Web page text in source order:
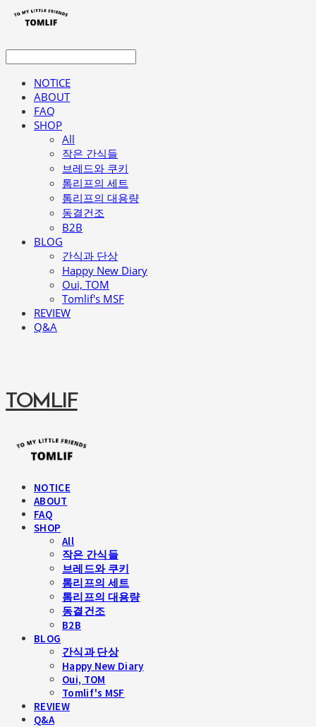
NOTICE
ABOUT
FAQ
SHOP
All
작은 간식들
브레드와 쿠키
톰리프의 세트
톰리프의 대용량
동결건조
B2B
BLOG
간식과 단상
Happy New Diary
Oui, TOM
Tomlif's MSF
REVIEW
Q&A
TOMLIF
NOTICE
ABOUT
FAQ
SHOP
All
작은 간식들
브레드와 쿠키
톰리프의 세트
톰리프의 대용량
동결건조
B2B
BLOG
간식과 단상
Happy New Diary
Oui, TOM
Tomlif's MSF
REVIEW
Q&A